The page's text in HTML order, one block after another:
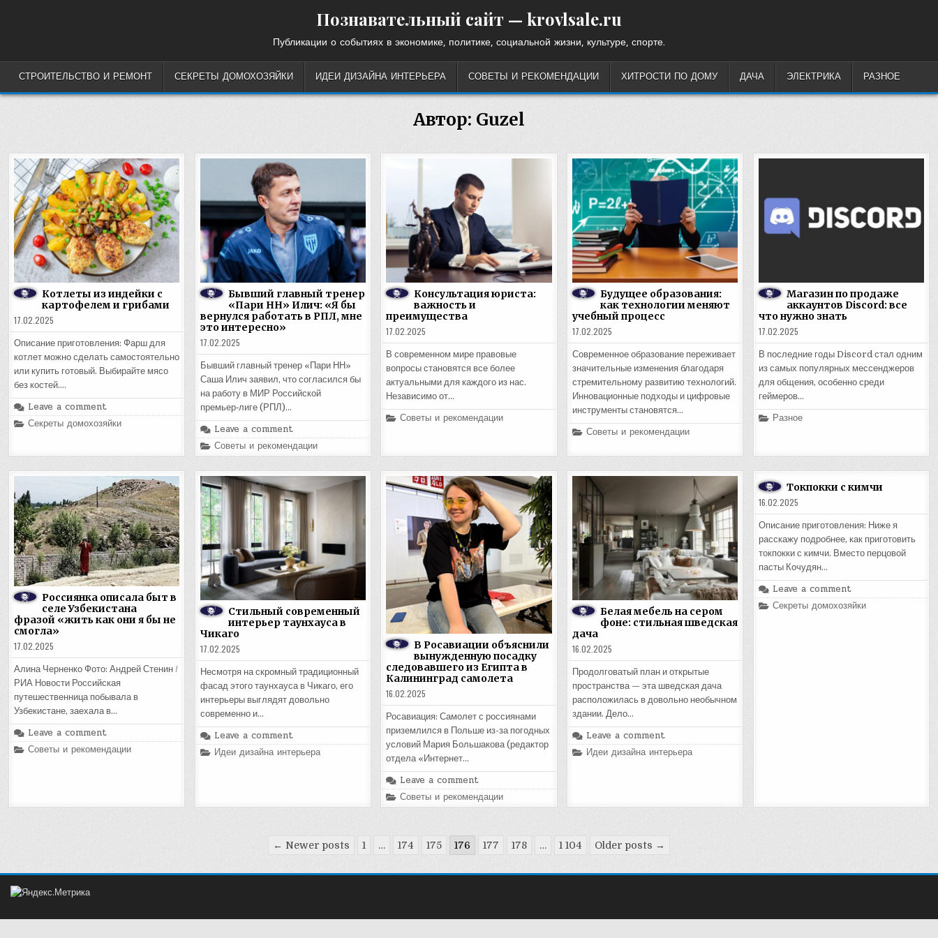
Познавательный сайт — krovlsale.ru
Публикации о событиях в экономике, политике, социальной жизни, культуре, спорте.
СТРОИТЕЛЬСТВО И РЕМОНТ СЕКРЕТЫ ДОМОХОЗЯЙКИ ИДЕИ ДИЗАЙНА ИНТЕРЬЕРА СОВЕТЫ И РЕКОМЕНДАЦИИ ХИТРОСТИ ПО ДОМУ ДАЧА ЭЛЕКТРИКА РАЗНОЕ
Автор: Guzel
Котлеты из индейки с
картофелем и грибами
17.02.2025
Описание приготовления: Фарш для
котлет можно сделать самостоятельно
или купить готовый. Выбирайте мясо
без костей….
Leave a comment
Posted
Секреты домохозяйки
Бывший главный тренер
«Пари НН» Илич: «Я бы
вернулся работать в РПЛ, мне
это интересно»
17.02.2025
Бывший главный тренер «Пари НН»
Саша Илич заявил, что согласился бы
на работу в МИР Российской
премьер‑лиге (РПЛ)…
Leave a comment
Posted
in
Советы и рекомендации
Консультация юриста:
важность и
преимущества
17.02.2025
В современном мире правовые
вопросы становятся все более
актуальными для каждого из нас.
Независимо от…
Posted
Советы и рекомендации
Будущее образования:
как технологии меняют
учебный процесс
17.02.2025
Современное образование переживает
значительные изменения благодаря
стремительному развитию технологий.
Инновационные подходы и цифровые
инструменты становятся…
Posted
Советы и рекомендации
Магазин по продаже
аккаунтов Discord: все
что нужно знать
17.02.2025
В последние годы Discord стал одним
из самых популярных мессенджеров
для общения, особенно среди
геймеров…
Posted
Разное
Россиянка описала быт в
селе Узбекистана
фразой «жить как они я бы не
смогла»
17.02.2025
Алина Черненко Фото: Андрей Стенин /
РИА Новости Российская
путешественница побывала в
Узбекистане, заехала в…
Leave a comment
Posted
Советы и рекомендации
Стильный современный
интерьер таунхауса в
Чикаго
17.02.2025
Несмотря на скромный традиционный
фасад этого таунхауса в Чикаго, его
интерьеры выглядят довольно
современно и…
Leave a comment
Posted
in
Идеи дизайна интерьера
В Росавиации объяснили
вынужденную посадку
следовавшего из Египта в
Калининград самолета
16.02.2025
Росавиация: Самолет с россиянами
приземлился в Польше из-за погодных
условий Мария Большакова (редактор
отдела «Интернет…
Leave a comment
Posted
in
Советы и рекомендации
Белая мебель на сером
фоне: стильная шведская
дача
16.02.2025
Продолговатый план и открытые
пространства — эта шведская дача
расположилась в довольно необычном
здании. Дело…
Leave a comment
Posted
in
Идеи дизайна интерьера
Токпокки с кимчи
16.02.2025
Описание приготовления: Ниже я
расскажу подробнее, как приготовить
токпокки с кимчи. Вместо перцовой
пасты Кочудян…
Leave a comment
Posted
Секреты домохозяйки
← Newer posts 1 … 174 175 176 177 178 … 1 104 Older posts →